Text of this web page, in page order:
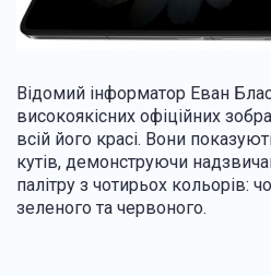
Відомий інформатор Еван
високоякісних офіційних
всій його красі. Вони
кутів, демонструючи
палітру з чотирьох кольорів:
зеленого та червоного.